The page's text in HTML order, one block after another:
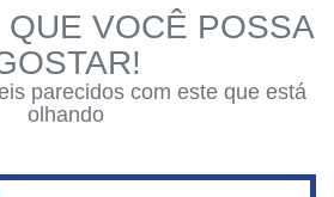
VOCÊ POSSA
parecidos com este que está
olhando